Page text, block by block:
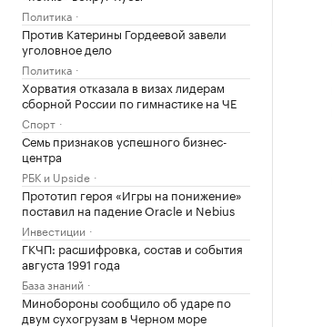
Политика
Против Катерины Гордеевой завели
уголовное дело
Политика
Хорватия отказала в визах лидерам
сборной России по гимнастике на ЧЕ
Спорт
Семь признаков успешного бизнес-
центра
РБК и Upside
Прототип героя «Игры на понижение»
поставил на падение Oracle и Nebius
Инвестиции
ГКЧП: расшифровка, состав и события
августа 1991 года
База знаний
Минобороны сообщило об ударе по
двум сухогрузам в Черном море